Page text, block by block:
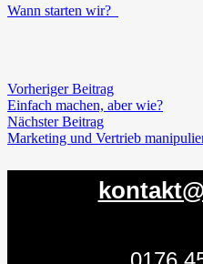
Wann starten wir?
Vorheriger Beitrag
Einfach machen, aber wie?
Nächster Beitrag
Marketing und Vertrieb